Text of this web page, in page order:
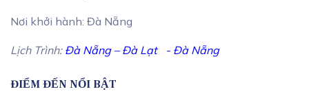
Nơi khởi hành: Đà Nẵng
Lịch Trình: Đà Nẵng –Đà Lạt - Đà Nẵng
ĐIỂM ĐẾN NỔI BẬT